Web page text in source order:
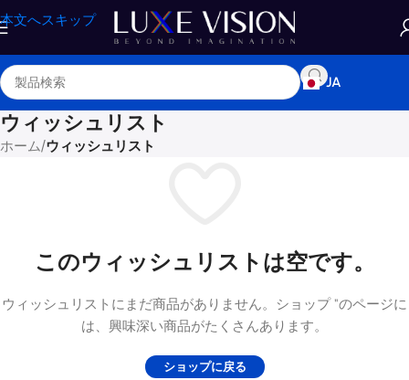
本文へスキップ
JA
ウィッシュリスト
ホーム/ウィッシュリスト
このウィッシュリストは空です。
ウィッシュリストにまだ商品がありません。ショップ "のページに
は、興味深い商品がたくさんあります。
ショップに戻る